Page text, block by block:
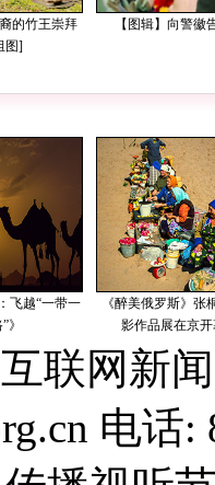
联网新
电话